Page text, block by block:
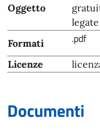
Oggetto
Formati
.pdf
Licenze
Documenti